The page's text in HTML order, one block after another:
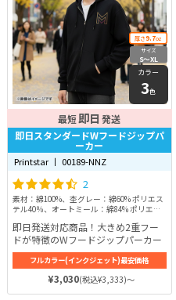
厚さ9.7oz
サイズ
S〜XL
カラー
3色
最短即日 発送
即日スタンダードWフードジップパ
ーカー
Printstar 丨 00189-NNZ
2
素材：綿100%、杢グレー：綿60% ポリエス
テル40％、オートミール：綿84% ポリエス
即日発送対応商品！大きめ2重フー
ドが特徴のWフードジップパーカー
フルカラー(インクジェット)最安価格
¥3,030(税込¥3,333)～